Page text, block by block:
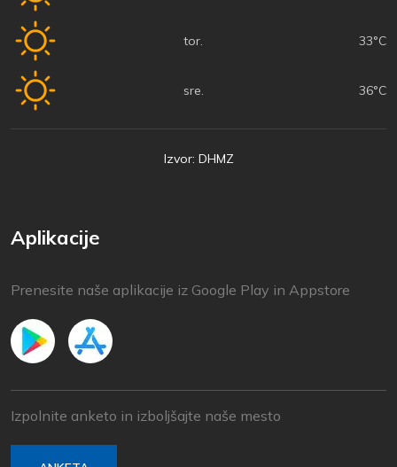
tor. 33°C
sre. 36°C
Izvor: DHMZ
Aplikacije
Prenesite naše aplikacije iz Google Play in Appstore
Izpolnite anketo in izboljšajte naše mesto